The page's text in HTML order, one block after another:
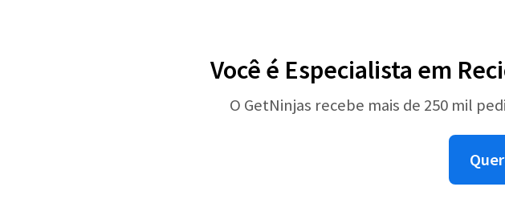
Você é Especialista em
O GetNinjas recebe mais de 250 mil